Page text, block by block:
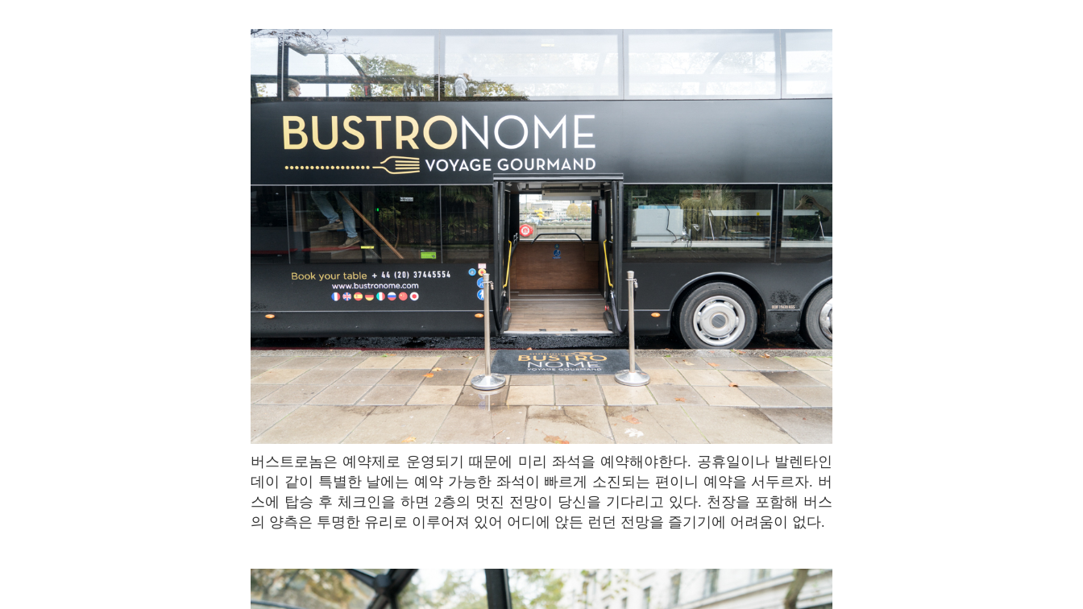
버스트로놈은 예약제로 운영되기 때문에 미리 좌석을 예약해야한다. 공휴일이나 발렌타인
데이 같이 특별한 날에는 예약 가능한 좌석이 빠르게 소진되는 편이니 예약을 서두르자. 버
스에 탑승 후 체크인을 하면 2층의 멋진 전망이 당신을 기다리고 있다. 천장을 포함해 버스
의 양측은 투명한 유리로 이루어져 있어 어디에 앉든 런던 전망을 즐기기에 어려움이 없다.